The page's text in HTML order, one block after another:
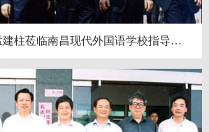
原江西省委书记孟建柱莅临南昌现代外国语学校指导工作